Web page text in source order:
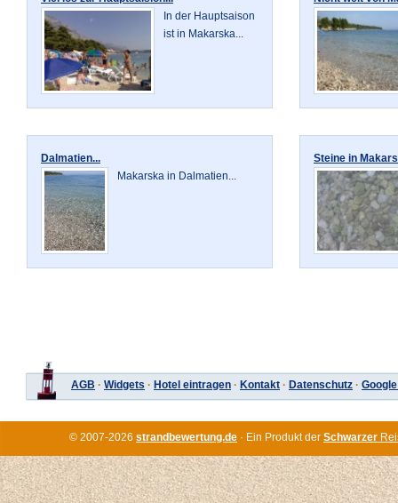
In der Hauptsaison
ist in Makarska...
Dalmatien...
Makarska in Dalmatien...
Steine in
AGB · Widgets · Hotel eintragen · Kontakt · Datenschutz ·
© 2007-2026 strandbewertung.de · Ein Produkt der Schwarzer